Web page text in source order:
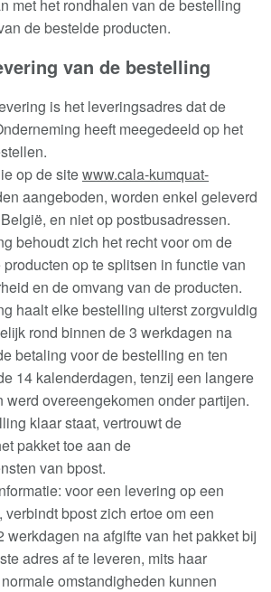
met het rondhalen van de bestelling
de bestelde producten.
van de bestelling
is het leveringsadres dat de
heeft meegedeeld op het
.
op de sitewww.cala-kumquat-
aangeboden, worden enkel geleverd
en niet op postbusadressen.
behoudt zich het recht voor om de
op te splitsen in functie van
en de omvang van de producten.
haalt elke bestelling uiterst zorgvuldig
rond binnen de 3 werkdagen na
betaling voor de bestelling en ten
14 kalenderdagen, tenzij een langere
werd overeengekomen onder partijen.
klaar staat, vertrouwt de
pakket toe aan de
van bpost.
voor een levering op een
bpost zich ertoe om een
werkdagen na afgifte van het pakket bij
adres af te leveren, mits haar
omstandigheden kunnen